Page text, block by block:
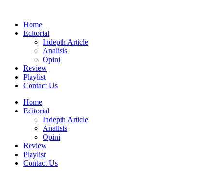
Home
Editorial
Indepth Article
Analisis
Opini
Review
Playlist
Contact Us
Home
Editorial
Indepth Article
Analisis
Opini
Review
Playlist
Contact Us